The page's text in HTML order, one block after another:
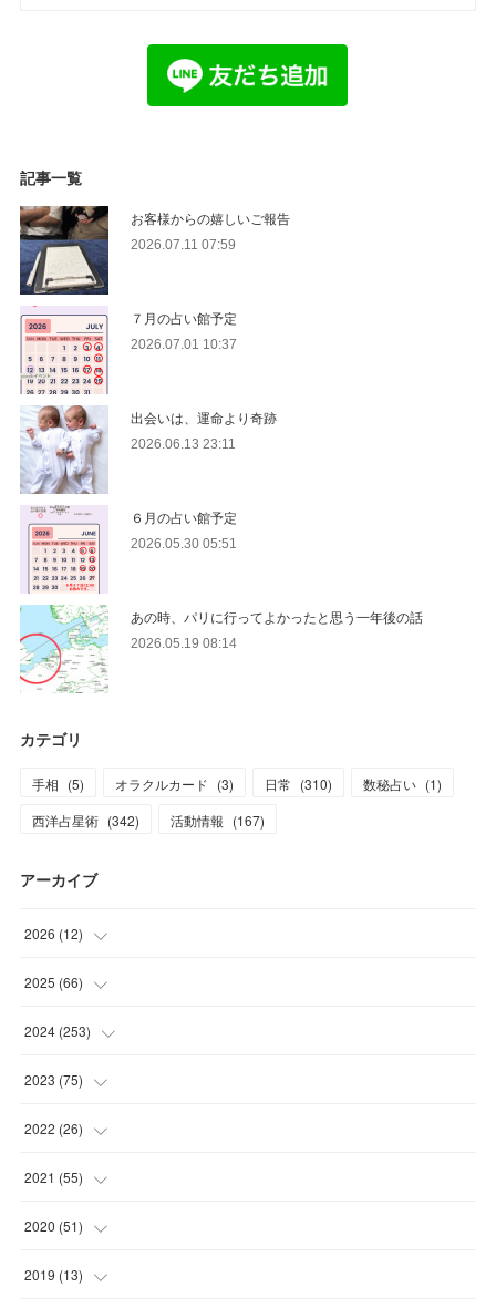
記事一覧
お客様からの嬉しいご報告
2026.07.11 07:59
７月の占い館予定
2026.07.01 10:37
出会いは、運命より奇跡
2026.06.13 23:11
６月の占い館予定
2026.05.30 05:51
あの時、パリに行ってよかったと思う一年後の話
2026.05.19 08:14
カテゴリ
手相 (5) オラクルカード (3) 日常 (310) 数秘占い (1)
西洋占星術 (342) 活動情報 (167)
アーカイブ
2026 (12)
(2
(1)
(3
(1
2025 (66)
(3)
(3
(2
(4
2024 (253)
(14 )
(21 )
(22
(26
2023 (75)
(23 )
(30 )
(6
(5
2022 (26)
(1
(1
(1
2021 (55)
(4
(4
2020 (51)
(5
2019 (13)